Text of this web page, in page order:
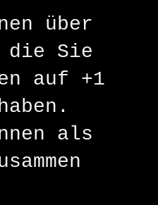
über
Sie
auf +1
als